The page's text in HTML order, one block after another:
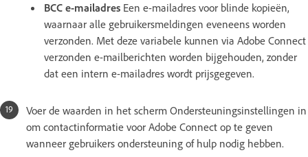
BCC e-mailadres Een e-mailadres voor blinde kopieën,
waarnaar alle gebruikersmeldingen eveneens worden
verzonden. Met deze variabele kunnen via Adobe Connect
verzonden e-mailberichten worden bijgehouden, zonder
dat een intern e-mailadres wordt prijsgegeven.
Voer de waarden in het scherm Ondersteuningsinstellingen in
om contactinformatie voor Adobe Connect op te geven
wanneer gebruikers ondersteuning of hulp nodig hebben.